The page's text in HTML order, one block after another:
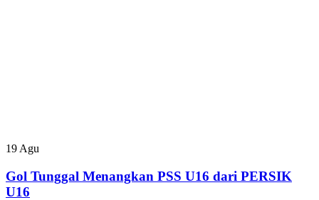
19 Agu
Gol Tunggal Menangkan PSS U16 dari PERSIK
U16